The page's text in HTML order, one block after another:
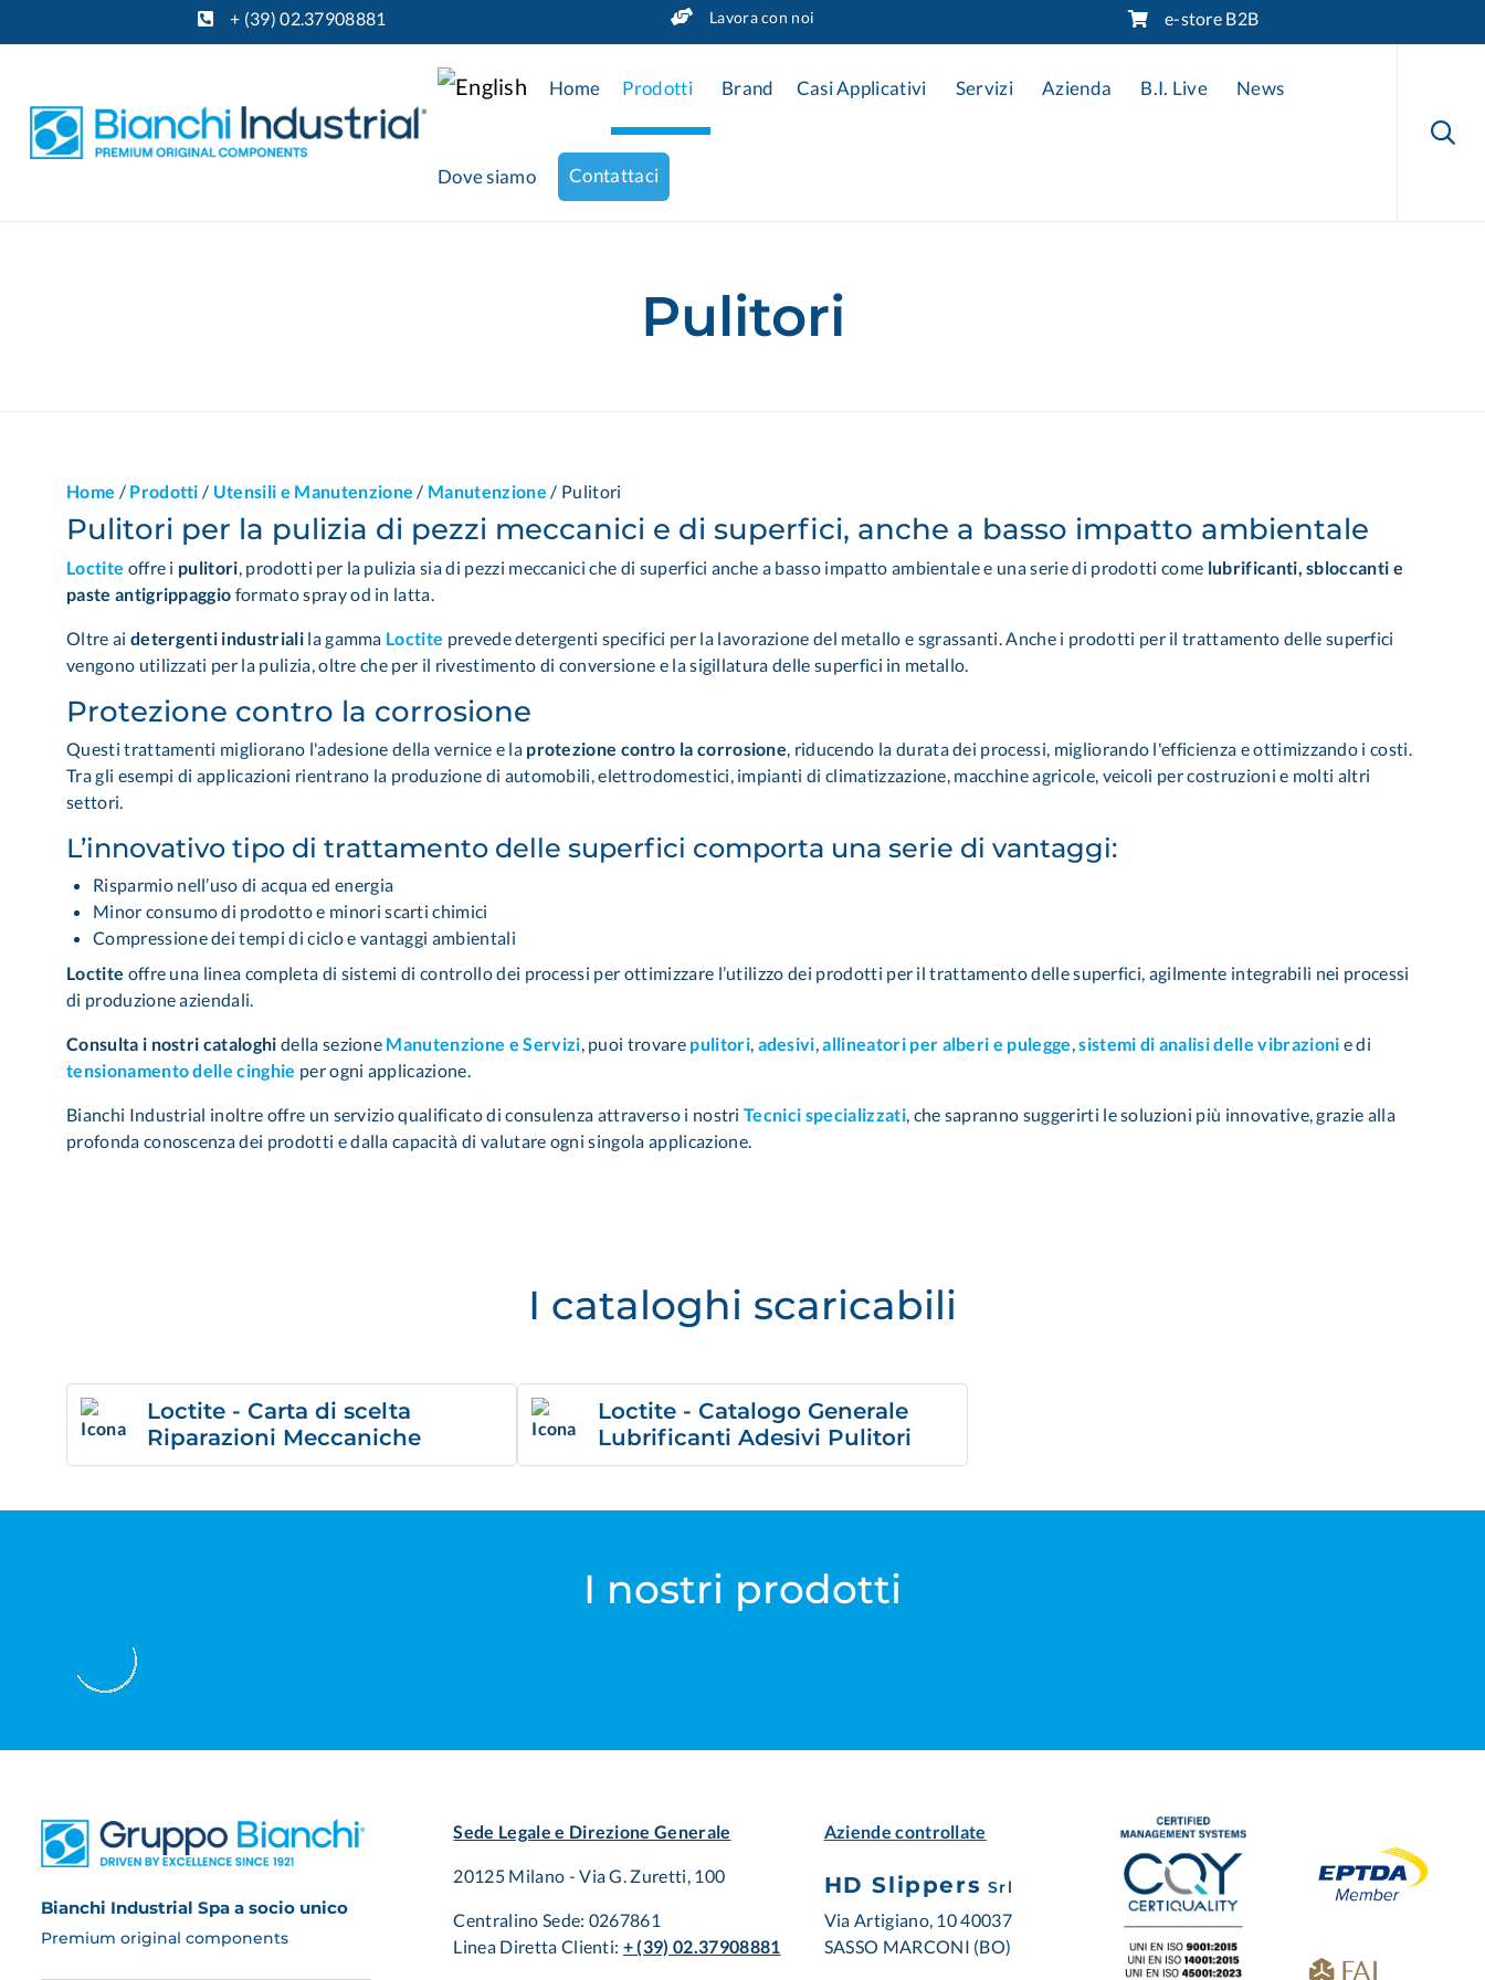
+ (39) 02.37908881 Lavora con noi
e-store B2B
Home Prodotti Brand Casi Applicativi Servizi Azienda B.I. Live News
Dove siamo Contattaci

Pulitori
Home / Prodotti / Utensili e Manutenzione / Manutenzione / Pulitori
Pulitori per la pulizia di pezzi meccanici e di superfici, anche a basso impatto ambientale
Loctite offre i pulitori , prodotti per la pulizia sia di pezzi meccanici che di superfici anche a basso impatto ambientale e una serie di prodotti come lubrificanti, sbloccanti e
paste antigrippaggio formato spray od in latta.
Oltre ai detergenti industrialila gamma Loctite prevede detergenti specifici per la lavorazione del metallo e sgrassanti. Anche i prodotti per il trattamento delle superfici
vengono utilizzati per la pulizia, oltre che per il rivestimento di conversione e la sigillatura delle superfici in metallo.
Protezione contro la corrosione
Questi trattamenti migliorano l'adesione della vernice e la protezione contro la corrosione, riducendo la durata dei processi, migliorando l'efficienza e ottimizzando i costi.
Tra gli esempi di applicazioni rientrano la produzione di automobili, elettrodomestici, impianti di climatizzazione, macchine agricole, veicoli per costruzioni e molti altri
settori.
L’innovativo tipo di trattamento delle superfici comporta una serie di vantaggi:
Risparmio nell’uso di acqua ed energia
Minor consumo di prodotto e minori scarti chimici
Compressione dei tempi di ciclo e vantaggi ambientali
Loctite offre una linea completa di sistemi di controllo dei processi per ottimizzare l’utilizzo dei prodotti per il trattamento delle superfici, agilmente integrabili nei processi
di produzione aziendali.
Consulta i nostri cataloghi della sezione Manutenzione e Servizi , puoi trovare pulitori, adesivi ,allineatori per alberi e pulegge ,sistemi di analisi delle vibrazioni e di
tensionamento delle cinghie per ogni applicazione.
Bianchi Industrial inoltre offre un servizio qualificato di consulenza attraverso i nostriTecnici specializzati, che sapranno suggerirti le soluzioni più innovative, grazie alla
profonda conoscenza dei prodotti e dalla capacità di valutare ogni singola applicazione.
I cataloghi scaricabili
Loctite - Carta di scelta
Riparazioni Meccaniche
Loctite - Catalogo Generale
Lubrificanti Adesivi Pulitori
I nostri prodotti
Bianchi Industrial Spa a socio unico
Premium original components
Sede Legale e Direzione Generale
20125 Milano - Via G. Zuretti, 100
Centralino Sede: 0267861
Linea Diretta Clienti: + (39) 02.37908881
Aziende controllate
HD Slippers Srl
Via Artigiano, 10 40037
SASSO MARCONI (BO)